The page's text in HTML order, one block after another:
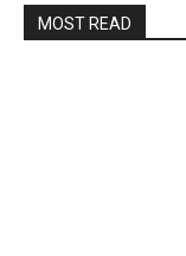
MOST READ